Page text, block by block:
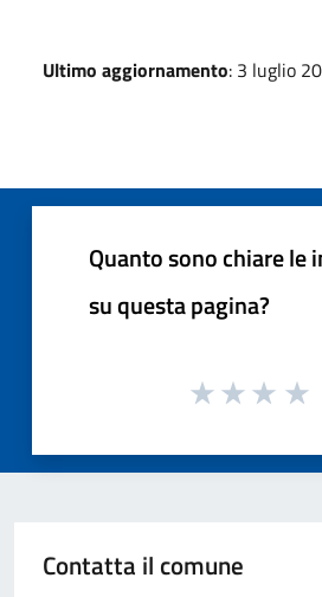
Ultimo aggiornamento: 3 luglio
Quanto sono chiare le
su questa pagina?
Contatta il comune